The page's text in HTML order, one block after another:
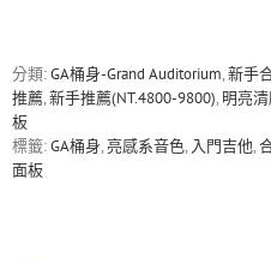
杉
木/
花
分類:GA桶身-Grand Auditorium,新手
推薦,新手推薦(NT.4800-9800), 明亮
板
標籤:GA桶身,亮感系音色, 入門吉他,
面板